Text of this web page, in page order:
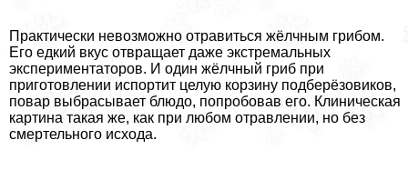
Пpaктически невозможно отравиться жёлчным грибом.
Его едкий вкус отвращает даже экстремальных
экспериментаторов. И один жёлчный гриб при
приготовлении испортит целую корзину подберёзовиков,
повар выбрасывает блюдо, попробовав его. Клиническая
картина такая же, как при любом отравлении, но без
cмepтельного исхода.